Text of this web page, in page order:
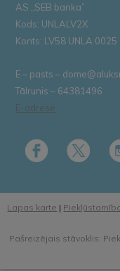
AS „SEB banka”
Kods: UNLALV2X
Konts: LV58 UNLA
E – pasts –
Tālrunis – 64381496
E-adrese
Lapas karte |
Pašreizējais stāvoklis: